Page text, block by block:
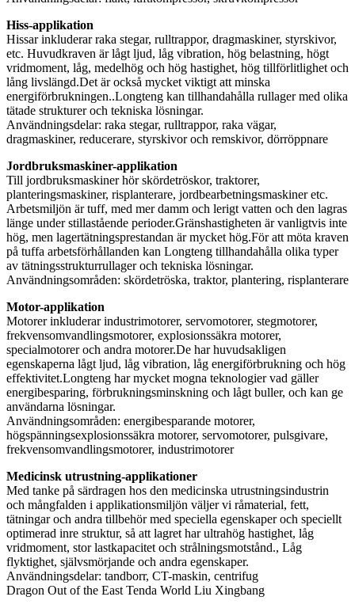
Hiss-applikation
Hissar inkluderar raka stegar, rulltrappor, dragmaskiner, styrskivor,
etc. Huvudkraven är lågt ljud, låg vibration, hög belastning, högt
vridmoment, låg, medelhög och hög hastighet, hög tillförlitlighet och
lång livslängd.Det är också mycket viktigt att minska
energiförbrukningen..Longteng kan tillhandahålla rullager med olika
tätade strukturer och tekniska lösningar.
Användningsdelar: raka stegar, rulltrappor, raka vägar,
dragmaskiner, reducerare, styrskivor och remskivor, dörröppnare
Jordbruksmaskiner-applikation
Till jordbruksmaskiner hör skördetröskor, traktorer,
planteringsmaskiner, risplanterare, jordbearbetningsmaskiner etc.
Arbetsmiljön är tuff, med mer damm och lerigt vatten och den lagras
länge under stillastående perioder.Gränshastigheten är vanligtvis inte
hög, men lagertätningsprestandan är mycket hög.För att möta kraven
på tuffa arbetsförhållanden kan Longteng tillhandahålla olika typer
av tätningsstrukturrullager och tekniska lösningar.
Användningsområden: skördetröska, traktor, plantering, risplanterare
Motor-applikation
Motorer inkluderar industrimotorer, servomotorer, stegmotorer,
frekvensomvandlingsmotorer, explosionssäkra motorer,
specialmotorer och andra motorer.De har huvudsakligen
egenskaperna lågt ljud, låg vibration, låg energiförbrukning och hög
effektivitet.Longteng har mycket mogna teknologier vad gäller
energibesparing, förbrukningsminskning och lågt buller, och kan ge
användarna lösningar.
Användningsområden: energibesparande motorer,
högspänningsexplosionssäkra motorer, servomotorer, pulsgivare,
frekvensomvandlingsmotorer, industrimotorer
Medicinsk utrustning-applikationer
Med tanke på särdragen hos den medicinska utrustningsindustrin
och mångfalden i applikationsmiljön väljer vi råmaterial, fett,
tätningar och andra tillbehör med speciella egenskaper och speciellt
optimerad inre struktur, så att lagret har ultrahög hastighet, låg
vridmoment, stor lastkapacitet och strålningsmotstånd., Låg
flyktighet, självsmörjande och andra egenskaper.
Användningsdelar: tandborr, CT-maskin, centrifug
Dragon Out of the East Tenda World Liu Xingbang